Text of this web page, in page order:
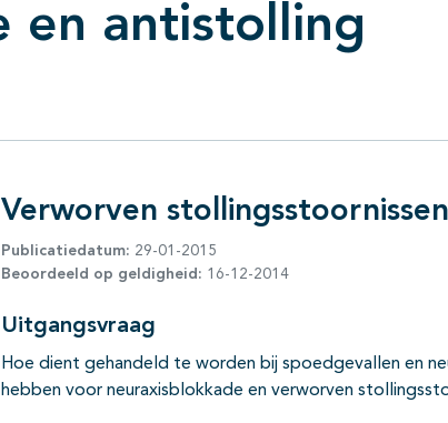
en antistolling
deze richtlijn
Verworven stollingsstoornissen
Publicatiedatum: 29-01-2015
Beoordeeld op geldigheid: 16-12-2014
Uitgangsvraag
Hoe dient gehandeld te worden bij spoedgevallen en
hebben voor neuraxisblokkade en verworven